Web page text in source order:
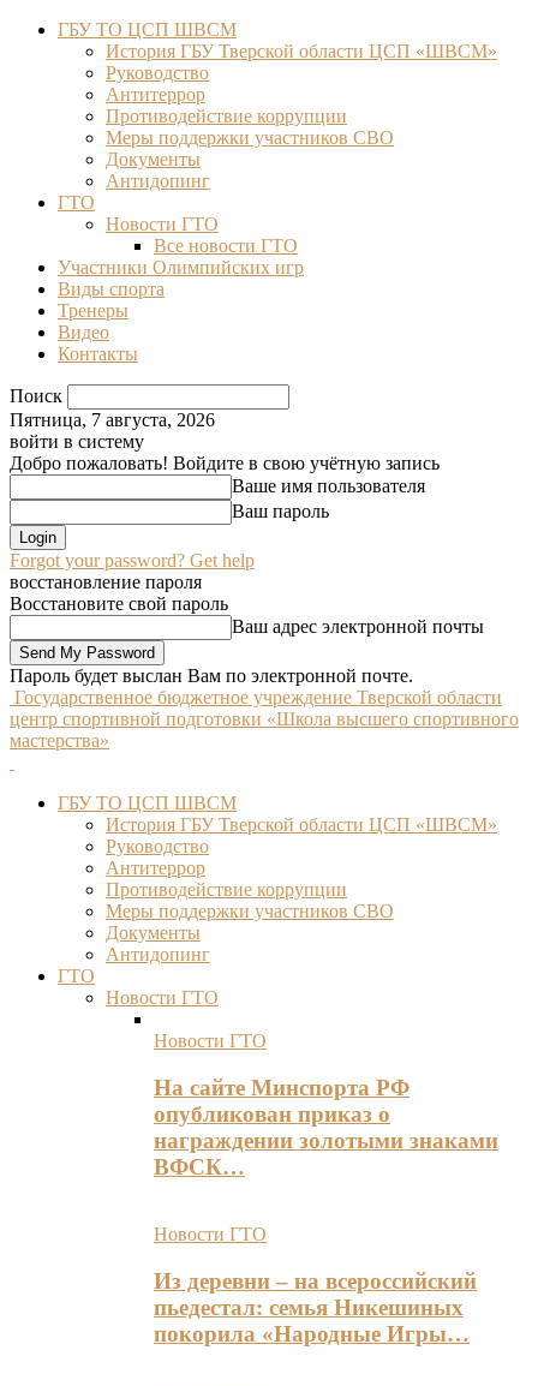
ГБУ ТО ЦСП ШВСМ
История ГБУ Тверской области ЦСП «ШВСМ»
Руководство
Антитеррор
Противодействие коррупции
Меры поддержки участников СВО
Документы
Антидопинг
ГТО
Новости ГТО
Все новости ГТО
Участники Олимпийских игр
Виды спорта
Тренеры
Видео
Контакты
Поиск
Пятница, 7 августа, 2026
войти в систему
Добро пожаловать! Войдите в свою учётную запись
Ваше имя пользователя
Ваш пароль
Forgot your password? Get help
восстановление пароля
Восстановите свой пароль
Ваш адрес электронной почты
Пароль будет выслан Вам по электронной почте.
Государственное бюджетное учреждение Тверской области
центр спортивной подготовки «Школа высшего спортивного
мастерства»
ГБУ ТО ЦСП ШВСМ
История ГБУ Тверской области ЦСП «ШВСМ»
Руководство
Антитеррор
Противодействие коррупции
Меры поддержки участников СВО
Документы
Антидопинг
ГТО
Новости ГТО
Новости ГТО
На сайте Минспорта РФ
опубликован приказ о
награждении золотыми знаками
ВФСК…
Новости ГТО
Из деревни – на всероссийский
пьедестал: семья Никешиных
покорила «Народные Игры…